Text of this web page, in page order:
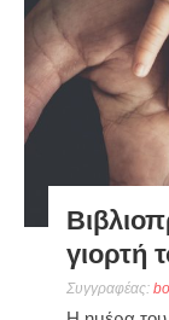
γιορτή
Συγγραφέας: